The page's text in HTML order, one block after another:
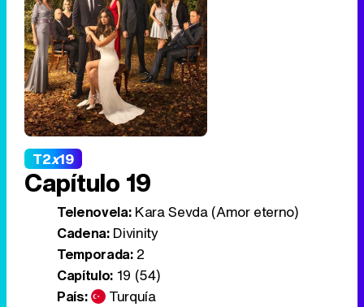
T2x19
Capítulo 19
Telenovela:Kara Sevda (Amor eterno)
Cadena:Divinity
Temporada:2
Capítulo:19 (54)
País:
Turquía